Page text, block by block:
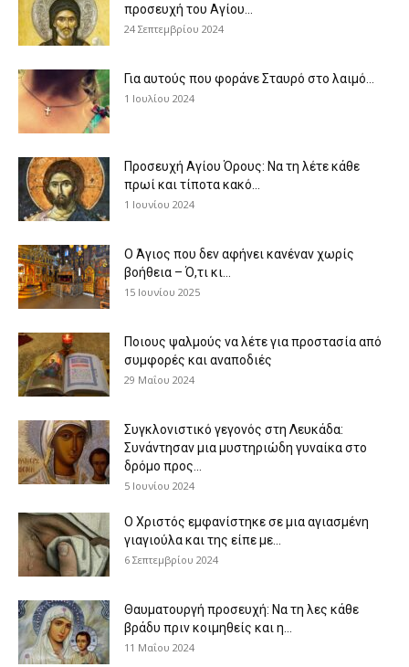
προσευχή του Αγίου...
24 Σεπτεμβρίου 2024
Για αυτούς που φοράνε Σταυρό στο λαιμό…
1 Ιουλίου 2024
Προσευχή Αγίου Όρους: Να τη λέτε κάθε
πρωί και τίποτα κακό...
1 Ιουνίου 2024
Ο Άγιος που δεν αφήνει κανέναν χωρίς
βοήθεια – Ό,τι κι...
15 Ιουνίου 2025
Ποιους ψαλμούς να λέτε για προστασία από
συμφορές και αναποδιές
29 Μαΐου 2024
Συγκλονιστικό γεγονός στη Λευκάδα:
Συνάντησαν μια μυστηριώδη γυναίκα στο
δρόμο προς...
5 Ιουνίου 2024
Ο Χριστός εμφανίστηκε σε μια αγιασμένη
γιαγιούλα και της είπε με...
6 Σεπτεμβρίου 2024
Θαυματουργή προσευχή: Να τη λες κάθε
βράδυ πριν κοιμηθείς και η...
11 Μαΐου 2024